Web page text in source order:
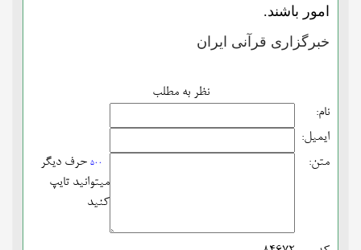
امور باشند.
خبرگزاری قرآنی ایران
نظر به مطلب
نام:
ایمیل:
متن:
500 حرف دیگر
میتوانید تایپ
کنید